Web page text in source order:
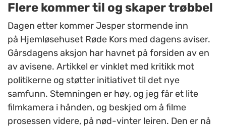
Flere kommer til og skaper trøbbel
Dagen etter kommer Jesper stormende inn
på Hjemløsehuset Røde Kors med dagens aviser.
Gårsdagens aksjon har havnet på forsiden av en
av avisene. Artikkel er vinklet med kritikk mot
politikerne og støtter initiativet til det nye
samfunn. Stemningen er høy, og jeg får et lite
filmkamera i hånden, og beskjed om å filme
prosessen videre, på nød-vinter leiren. Den er nå